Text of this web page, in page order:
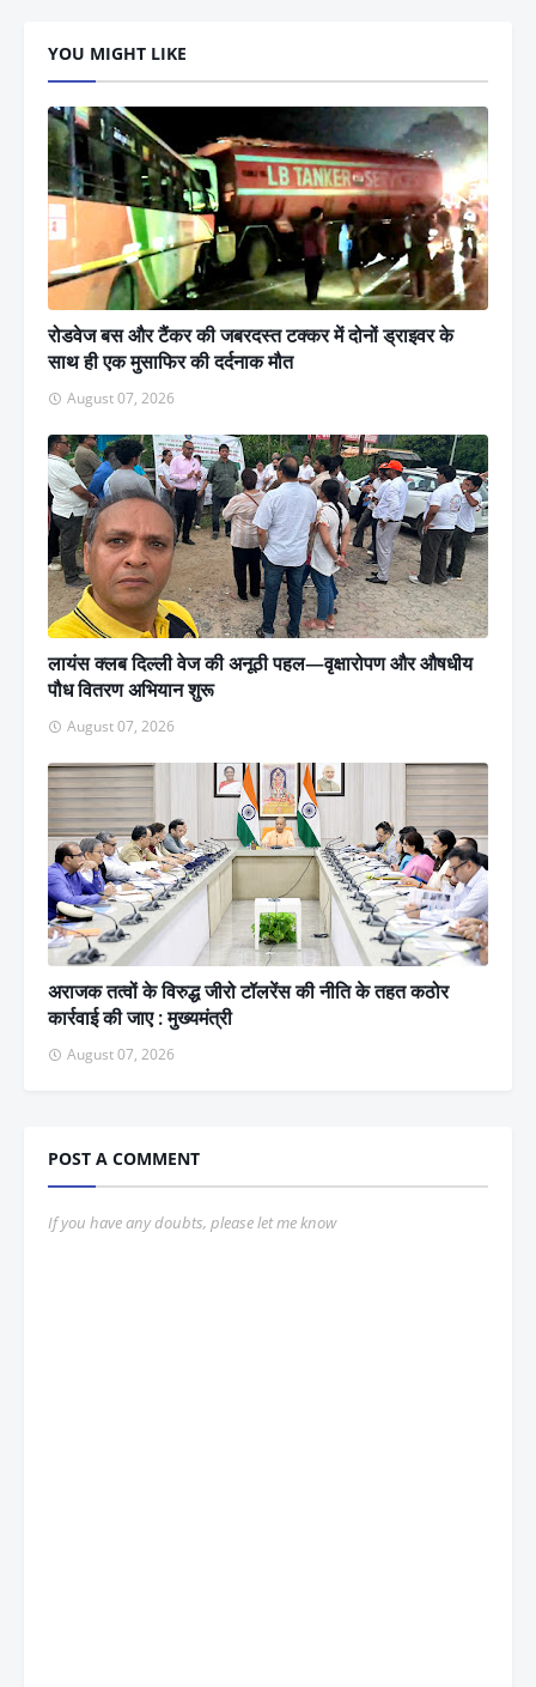
YOU MIGHT LIKE
रोडवेज बस और टैंकर की जबरदस्त टक्कर में दोनों ड्राइवर के
साथ ही एक मुसाफिर की दर्दनाक मौत
August 07, 2026
लायंस क्लब दिल्ली वेज की अनूठी पहल—वृक्षारोपण और औषधीय
पौध वितरण अभियान शुरू
August 07, 2026
अराजक तत्वों के विरुद्ध जीरो टॉलरेंस की नीति के तहत कठोर
कार्रवाई की जाए : मुख्यमंत्री
August 07, 2026
POST A COMMENT
If you have any doubts, please let me know